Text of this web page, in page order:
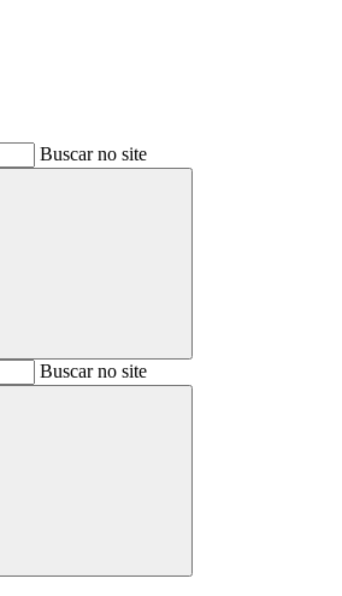
Buscar no site
BuscarBuscar no site
Buscar